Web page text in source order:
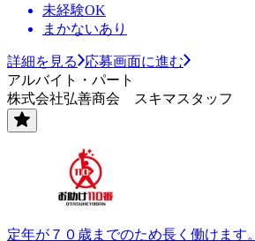
未経験OK
まかないあり
詳細を見る
応募画面に進む
アルバイト・パート
株式会社弘善商会 スキマスタッフ
定年が７０歳までのため長く働けます。